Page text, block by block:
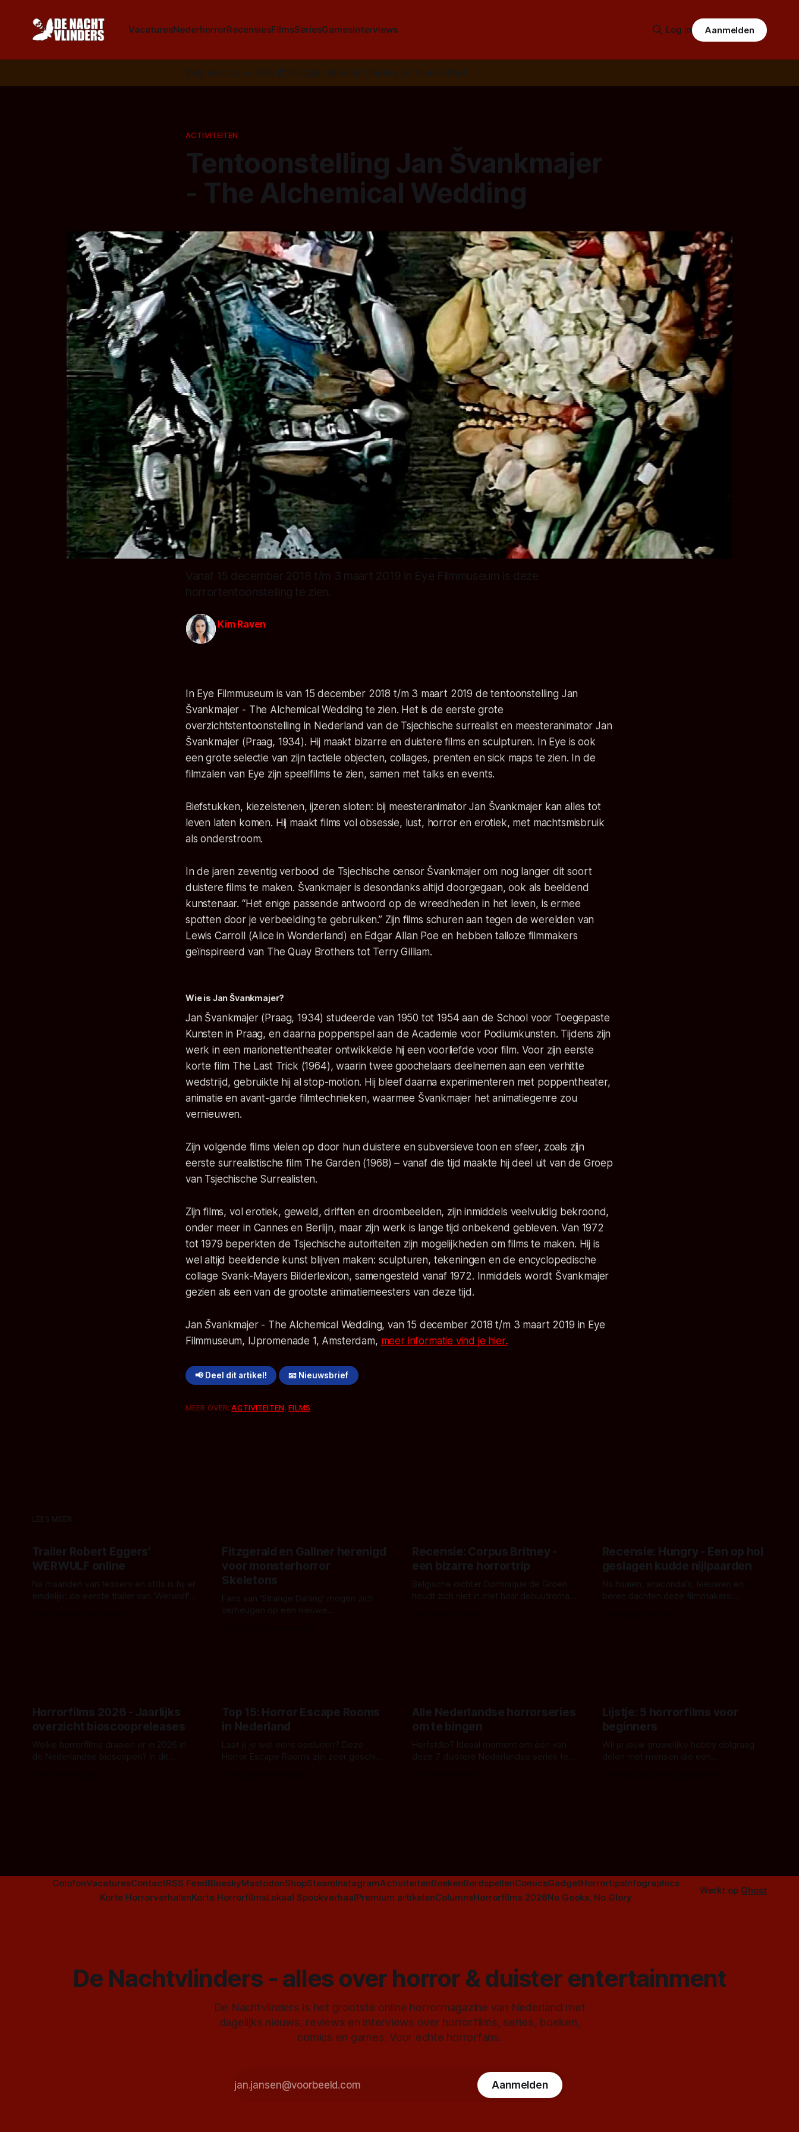
VacaturesNederhorrorRecensiesFilmsSeriesGamesInterviews Log in Aanmelden
Volg ons op: 📣 RSS 📰 Google News 🦋 Bluesky ✉️ Nieuwsbrief
ACTIVITEITEN
Tentoonstelling Jan Švankmajer
- The Alchemical Wedding
Vanaf 15 december 2018 t/m 3 maart 2019 in Eye Filmmuseum is deze
horrortentoonstelling te zien.
Kim Raven
In Eye Filmmuseum is van 15 december 2018 t/m 3 maart 2019 de tentoonstelling Jan
Švankmajer - The Alchemical Wedding te zien. Het is de eerste grote
overzichtstentoonstelling in Nederland van de Tsjechische surrealist en meesteranimator Jan
Švankmajer (Praag, 1934). Hij maakt bizarre en duistere films en sculpturen. In Eye is ook
een grote selectie van zijn tactiele objecten, collages, prenten en sick maps te zien. In de
filmzalen van Eye zijn speelfilms te zien, samen met talks en events.
Biefstukken, kiezelstenen, ijzeren sloten: bij meesteranimator Jan Švankmajer kan alles tot
leven laten komen. Hij maakt films vol obsessie, lust, horror en erotiek, met machtsmisbruik
als onderstroom.
In de jaren zeventig verbood de Tsjechische censor Švankmajer om nog langer dit soort
duistere films te maken. Švankmajer is desondanks altijd doorgegaan, ook als beeldend
kunstenaar. “Het enige passende antwoord op de wreedheden in het leven, is ermee
spotten door je verbeelding te gebruiken.” Zijn films schuren aan tegen de werelden van
Lewis Carroll (Alice in Wonderland) en Edgar Allan Poe en hebben talloze filmmakers
geïnspireerd van The Quay Brothers tot Terry Gilliam.
Wie is Jan Švankmajer?
Jan Švankmajer (Praag, 1934) studeerde van 1950 tot 1954 aan de School voor Toegepaste
Kunsten in Praag, en daarna poppenspel aan de Academie voor Podiumkunsten. Tijdens zijn
werk in een marionettentheater ontwikkelde hij een voorliefde voor film. Voor zijn eerste
korte film The Last Trick (1964), waarin twee goochelaars deelnemen aan een verhitte
wedstrijd, gebruikte hij al stop-motion. Hij bleef daarna experimenteren met poppentheater,
animatie en avant-garde filmtechnieken, waarmee Švankmajer het animatiegenre zou
vernieuwen.
Zijn volgende films vielen op door hun duistere en subversieve toon en sfeer, zoals zijn
eerste surrealistische film The Garden (1968) – vanaf die tijd maakte hij deel uit van de Groep
van Tsjechische Surrealisten.
Zijn films, vol erotiek, geweld, driften en droombeelden, zijn inmiddels veelvuldig bekroond,
onder meer in Cannes en Berlijn, maar zijn werk is lange tijd onbekend gebleven. Van 1972
tot 1979 beperkten de Tsjechische autoriteiten zijn mogelijkheden om films te maken. Hij is
wel altijd beeldende kunst blijven maken: sculpturen, tekeningen en de encyclopedische
collage Svank-Mayers Bilderlexicon, samengesteld vanaf 1972. Inmiddels wordt Švankmajer
gezien als een van de grootste animatiemeesters van deze tijd.
Jan Švankmajer - The Alchemical Wedding, van 15 december 2018 t/m 3 maart 2019 in Eye
Filmmuseum, IJpromenade 1, Amsterdam, meer informatie vind je hier.
📢 Deel dit artikel! 📧 Nieuwsbrief
MEER OVER:ACTIVITEITEN,FILMS
LEES MEER
Trailer Robert Eggers'
WERWULF online
Na maanden van teasers en stills is hij er
eindelijk: de eerste trailer van 'Werwulf'.
Fitzgerald en Gallner herenigd
voor monsterhorror
Skeletons
Fans van 'Strange Darling' mogen zich
verheugen op een nieuwe
Recensie: Corpus Britney -
een bizarre horrortrip
Belgische dichter Dominique de Groen
houdt zich niet in met haar debuutroman.
Recensie: Hungry - Een op hol
geslagen kudde nijlpaarden
Na haaien, anaconda's, leeuwen en
beren dachten deze filmmakers:
Horrorfilms 2026 - Jaarlijks
overzicht bioscoopreleases
Welke horrorfilms draaien er in 2026 in
de Nederlandse bioscopen? In dit
Top 15: Horror Escape Rooms
in Nederland
Laat jij je wel eens opsluiten? Deze
Horror Escape Rooms zijn zeer geschikt
Alle Nederlandse horrorseries
om te bingen
Herfstdip? Ideaal moment om één van
deze 7 duistere Nederlandse series te
Lijstje: 5 horrorfilms voor
beginners
Wil je jouw gruwelijke hobby dolgraag
delen met mensen die een
ColofonVacaturesContactRSS FeedBlueskyMastodonShopSteamInstagramActiviteitenBoekenBordspellenComicsGadgetHorrortipsInfographics
Korte HorrorverhalenKorte HorrorfilmsLokaal SpookverhaalPremium artikelenColumnsHorrorfilms 2026No Geeks, No Glory
Werkt op Ghost
De Nachtvlinders - alles over horror & duister entertainment
De Nachtvlinders is het grootste online horrormagazine van Nederland met
dagelijks nieuws, reviews en interviews over horrorfilms, series, boeken,
comics en games. Voor echte horrorfans.
Aanmelden